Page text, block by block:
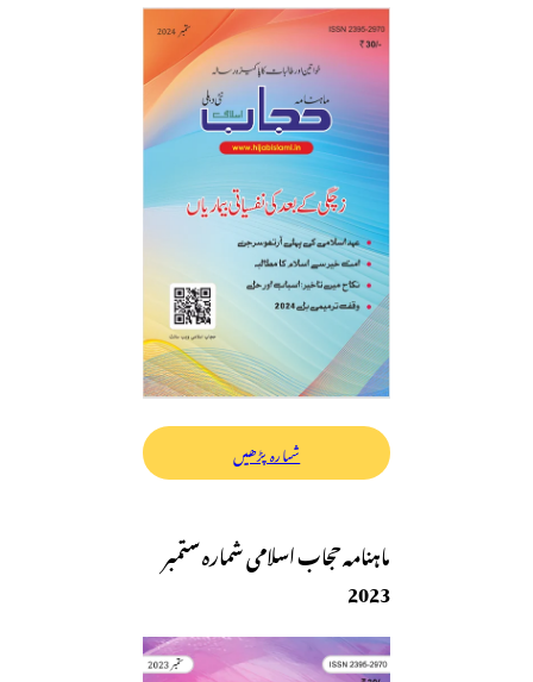
شمارہ پڑھیں
ماہنامہ حجاب اسلامی شمارہ ستمبر
2023